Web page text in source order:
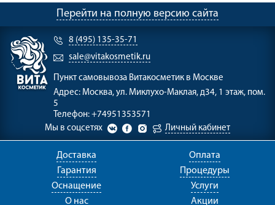
Перейти на полную версию сайта
8 (495) 135-35-71
sale@vitakosmetik.ru
Пункт самовывоза Витакосметик в Москве
Адрес: Москва, ул. Миклухо-Маклая, д34, 1 этаж, пом.
5
Телефон: +74951353571
Мы в соцсетях
Личный кабинет
Доставка
Оплата
Гарантия
Процедуры
Оснащение
Услуги
О нас
Акции